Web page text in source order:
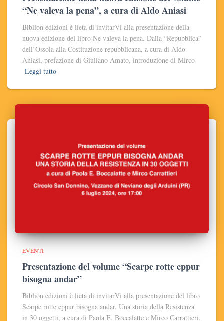
“Ne valeva la pena”, a cura di Aldo Aniasi
Biblion edizioni è lieta di invitarVi alla presentazione della
nuova edizione del libro Ne valeva la pena. Dalla “Repubblica”
dell’Ossola alla Costituzione repubblicana, a cura di Aldo
Aniasi, prefazione di Giuliano Amato, introduzione di Mirco
Leggi tutto
EVENTI
Presentazione del volume “Scarpe rotte eppur
bisogna andar”
Biblion edizioni è lieta di invitarVi alla presentazione del libro
Scarpe rotte eppur bisogna andar. Una storia della Resistenza
in 30 oggetti, a cura di Paola E. Boccalatte e Mirco Carrattieri,